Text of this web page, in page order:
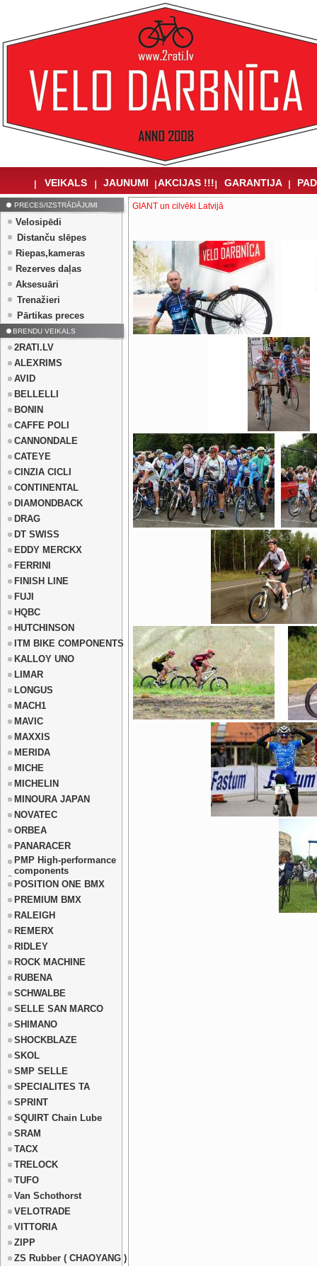
VEIKALS JAUNUMI AKCIJAS !!! GARANTIJA
PRECES/IZSTRĀDĀJUMI
Velosipēdi
Distanču slēpes
Riepas,kameras
Rezerves daļas
Aksesuāri
Trenažieri
Pārtikas preces
BRENDU VEIKALS
2RATI.LV
ALEXRIMS
AVID
BELLELLI
BONIN
CAFFE POLI
CANNONDALE
CATEYE
CINZIA CICLI
CONTINENTAL
DIAMONDBACK
DRAG
DT SWISS
EDDY MERCKX
FERRINI
FINISH LINE
FUJI
HQBC
HUTCHINSON
ITM BIKE COMPONENTS
KALLOY UNO
LIMAR
LONGUS
MACH1
MAVIC
MAXXIS
MERIDA
MICHE
MICHELIN
MINOURA JAPAN
NOVATEC
ORBEA
PANARACER
PMP High-performance
components
POSITION ONE BMX
PREMIUM BMX
RALEIGH
REMERX
RIDLEY
ROCK MACHINE
RUBENA
SCHWALBE
SELLE SAN MARCO
SHIMANO
SHOCKBLAZE
SKOL
SMP SELLE
SPECIALITES TA
SPRINT
SQUIRT Chain Lube
SRAM
TACX
TRELOCK
TUFO
Van Schothorst
VELOTRADE
VITTORIA
ZIPP
ZS Rubber ( CHAOYANG )
GIANT un cilvēki Latvijā